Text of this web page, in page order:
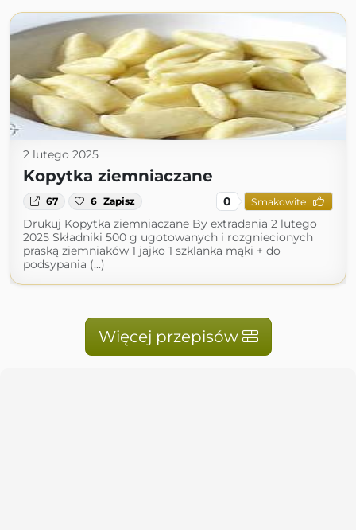
2 lutego 2025
Kopytka ziemniaczane
67 6 Zapisz 0 Smakowite
Drukuj Kopytka ziemniaczane By extradania 2 lutego
2025 Składniki 500 g ugotowanych i rozgniecionych
praską ziemniaków 1 jajko 1 szklanka mąki + do
podsypania (...)
Więcej przepisów